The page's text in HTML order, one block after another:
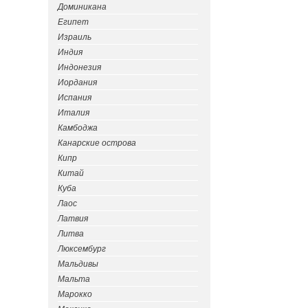
Доминикана
Египет
Израиль
Индия
Индонезия
Иордания
Испания
Италия
Камбоджа
Канарские острова
Кипр
Китай
Куба
Лаос
Латвия
Литва
Люксембург
Мальдивы
Мальта
Марокко